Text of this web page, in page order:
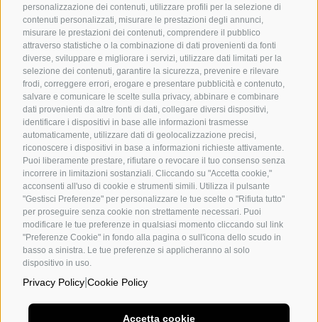
personalizzazione dei contenuti, utilizzare profili per la selezione di
contenuti personalizzati, misurare le prestazioni degli annunci,
misurare le prestazioni dei contenuti, comprendere il pubblico
attraverso statistiche o la combinazione di dati provenienti da fonti
diverse, sviluppare e migliorare i servizi, utilizzare dati limitati per la
selezione dei contenuti, garantire la sicurezza, prevenire e rilevare
frodi, correggere errori, erogare e presentare pubblicità e contenuto,
salvare e comunicare le scelte sulla privacy, abbinare e combinare
dati provenienti da altre fonti di dati, collegare diversi dispositivi,
identificare i dispositivi in base alle informazioni trasmesse
automaticamente, utilizzare dati di geolocalizzazione precisi,
riconoscere i dispositivi in base a informazioni richieste attivamente.
Puoi liberamente prestare, rifiutare o revocare il tuo consenso senza
incorrere in limitazioni sostanziali. Cliccando su "Accetta cookie,"
acconsenti all'uso di cookie e strumenti simili. Utilizza il pulsante
"Gestisci Preferenze" per personalizzare le tue scelte o "Rifiuta tutto"
per proseguire senza cookie non strettamente necessari. Puoi
modificare le tue preferenze in qualsiasi momento cliccando sul link
"Preferenze Cookie" in fondo alla pagina o sull'icona dello scudo in
basso a sinistra. Le tue preferenze si applicheranno al solo
dispositivo in uso.
Privacy Policy Cookie Policy
Accetta cookie